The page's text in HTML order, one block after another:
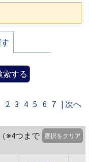
索する
2 3 4 5 6 7 | 次へ
※4つまで
選択をクリア